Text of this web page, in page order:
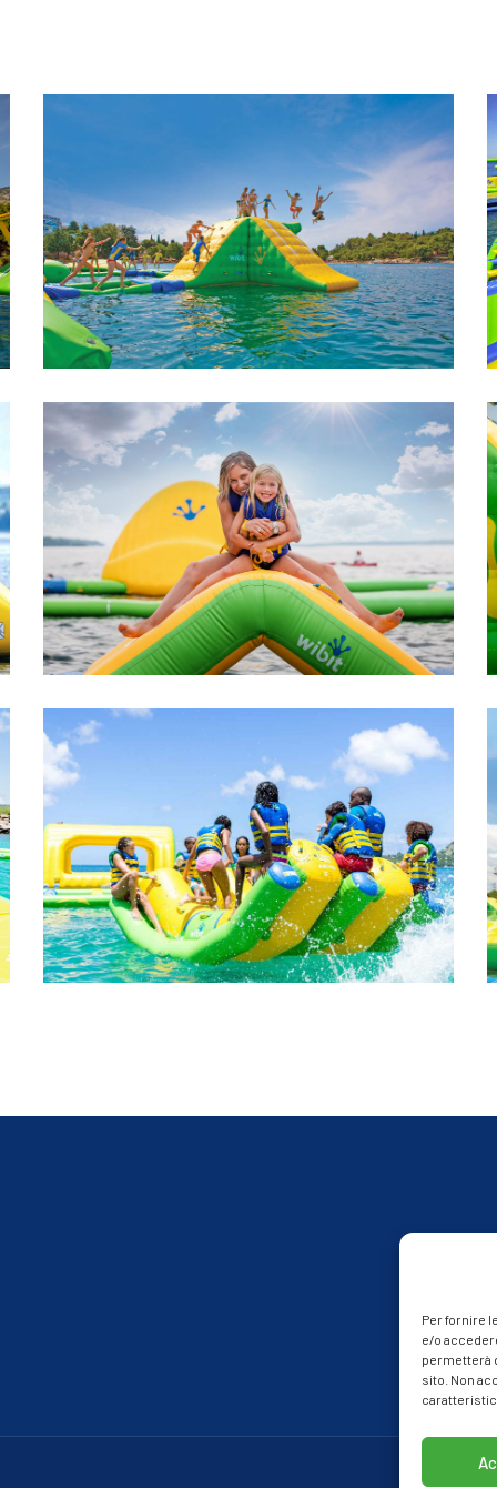
Per fornire
e/o
permetterà
sito. Non